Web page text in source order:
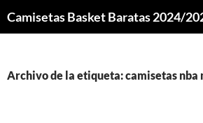
Archivo de la etiqueta: camisetas nba